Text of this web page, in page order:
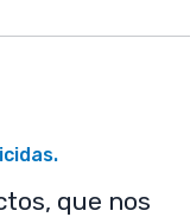
que nos